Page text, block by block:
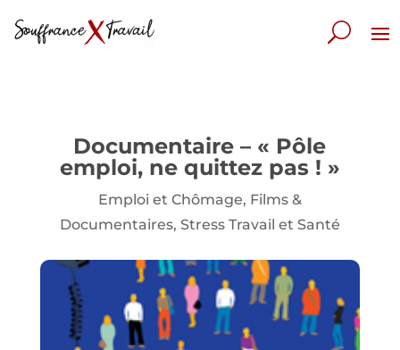
Documentaire – « Pôle
emploi, ne quittez pas ! »
Emploi et Chômage, Films &
Documentaires, Stress Travail et Santé